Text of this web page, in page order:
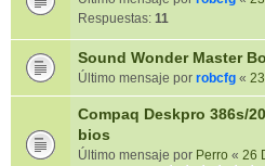
Respuestas: 11
Sound Wonder Master
Último mensaje por robcfg «
Compaq Deskpro 386s/
bios
Último mensaje por Perro « 26